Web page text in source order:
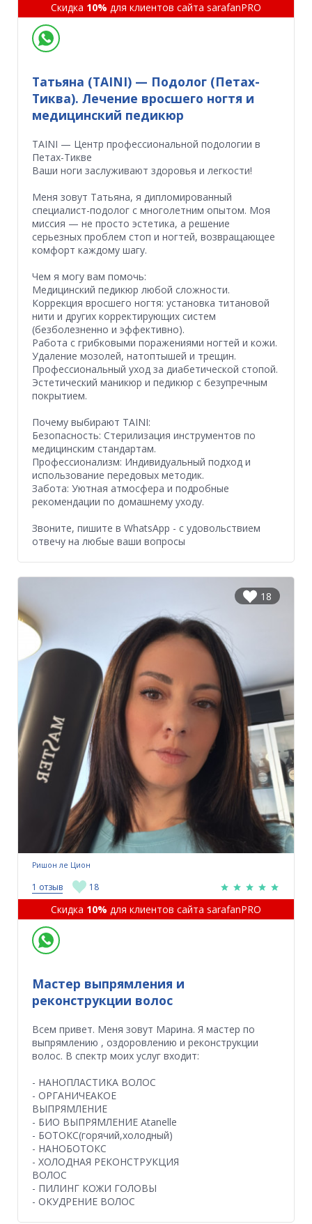
Татьяна (TAINI) — Подолог (Петах-
Тиква). Лечение вросшего ногтя и
медицинский педикюр
TAINI — Центр профессиональной подологии в
Петах-Тикве
​Ваши ноги заслуживают здоровья и легкости!
​Меня зовут Татьяна, я дипломированный
специалист-подолог с многолетним опытом. Моя
миссия — не просто эстетика, а решение
серьезных проблем стоп и ногтей, возвращающее
комфорт каждому шагу.
Чем я могу вам помочь:
​Медицинский педикюр любой сложности.
​Коррекция вросшего ногтя: установка титановой
нити и других корректирующих систем
(безболезненно и эффективно).
​Работа с грибковыми поражениями ногтей и кожи.
​Удаление мозолей, натоптышей и трещин.
​Профессиональный уход за диабетической стопой.
​Эстетический маникюр и педикюр с безупречным
покрытием.
​Почему выбирают TAINI:
​Безопасность: Стерилизация инструментов по
медицинским стандартам.
​Профессионализм: Индивидуальный подход и
использование передовых методик.
​Забота: Уютная атмосфера и подробные
рекомендации по домашнему уходу.
Звоните, пишите в WhatsApp - с удовольствием
отвечу на любые ваши вопросы
Скидка 10% для клиентов сайта sarafanPRO
18
Мастер выпрямления и
реконструкции волос
Всем привет. Меня зовут Марина. Я мастер по
выпрямлению , оздоровлению и реконструкции
волос. В спектр моих услуг входит:
- НАНОПЛАСТИКА ВОЛОС
- ОРГАНИЧЕАКОЕ
ВЫПРЯМЛЕНИЕ
- БИО ВЫПРЯМЛЕНИЕ Atanelle
- БОТОКС(горячий,холодный)
- НАНОБОТОКС
- ХОЛОДНАЯ РЕКОНСТРУКЦИЯ
ВОЛОС
- ПИЛИНГ КОЖИ ГОЛОВЫ
- ОКУДРЕНИЕ ВОЛОС
Ришон ле Цион
1 отзыв 18
Скидка 10% для клиентов сайта sarafanPRO